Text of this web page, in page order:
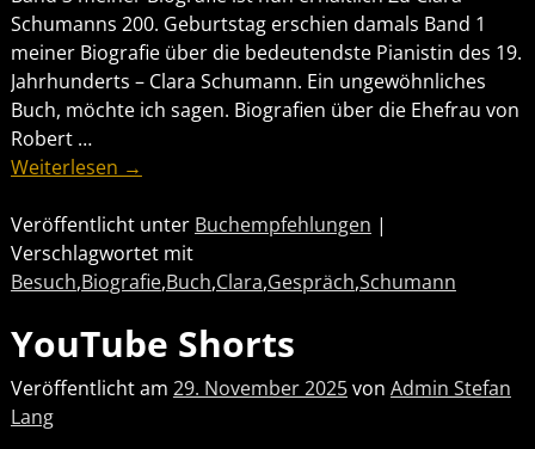
Schumanns 200. Geburtstag erschien damals Band 1
meiner Biografie über die bedeutendste Pianistin des 19.
Jahrhunderts – Clara Schumann. Ein ungewöhnliches
Buch, möchte ich sagen. Biografien über die Ehefrau von
Robert …
Weiterlesen →
Veröffentlicht unter Buchempfehlungen |
Verschlagwortet mit
Besuch,Biografie,Buch,Clara,Gespräch,Schumann
YouTube Shorts
Veröffentlicht am 29. November 2025von Admin Stefan
Lang